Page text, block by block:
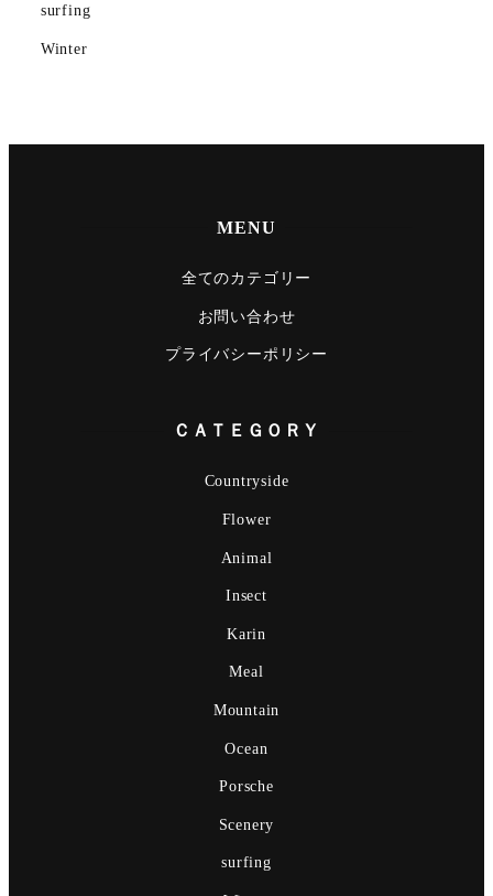
surfing
Winter
MENU
全てのカテゴリー
お問い合わせ
プライバシーポリシー
ＣＡＴＥＧＯＲＹ
Countryside
Flower
Animal
Insect
Karin
Meal
Mountain
Ocean
Porsche
Scenery
surfing